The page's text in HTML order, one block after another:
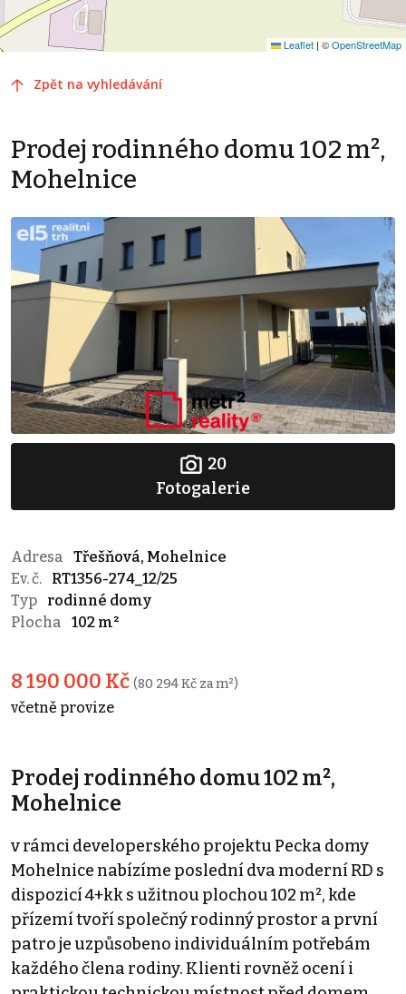
Leaflet | ©OpenStreetMap
Zpět na vyhledávání
Prodej rodinného domu 102 m²,
Mohelnice
20
Fotogalerie
Adresa
Třešňová, Mohelnice
Ev. č.
RT1356-274_12/25
Typ
rodinné domy
Plocha
102 m²
8 190 000 Kč (80 294 Kč za m²)
včetně provize
Prodej rodinného domu 102 m²,
Mohelnice
v rámci developerského projektu Pecka domy
Mohelnice nabízíme poslední dva moderní RD s
dispozicí 4+kk s užitnou plochou 102 m², kde
přízemí tvoří společný rodinný prostor a první
patro je uzpůsobeno individuálním potřebám
každého člena rodiny. Klienti rovněž ocení i